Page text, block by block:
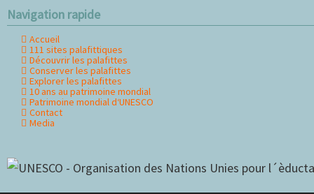
Navigation rapide
Aller
contenu
Accueil
111 sites palafittiques
Découvrir les palafittes
Conserver les palafittes
Explorer les palafittes
10 ans au patrimoine mondial
Patrimoine mondial d‘UNESCO
Contact
Media